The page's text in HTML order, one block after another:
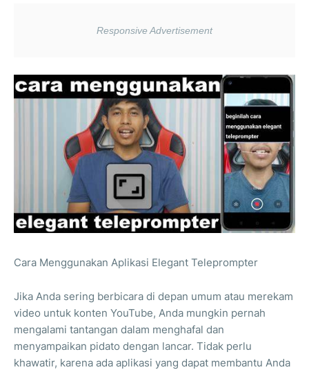
Cara Menggunakan Aplikasi Elegant Teleprompter
Jika Anda sering berbicara di depan umum atau merekam
video untuk konten YouTube, Anda mungkin pernah
mengalami tantangan dalam menghafal dan
menyampaikan pidato dengan lancar. Tidak perlu
khawatir, karena ada aplikasi yang dapat membantu Anda